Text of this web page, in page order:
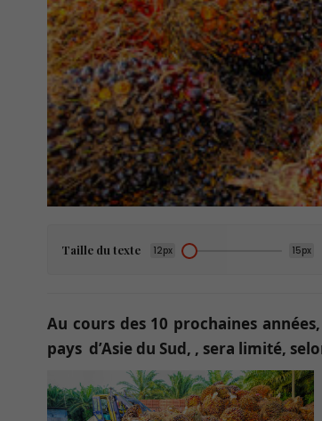
Taille du texte 12px 15px
Au cours des 10 prochaines
pays d’Asie du Sud, , sera limité, selon